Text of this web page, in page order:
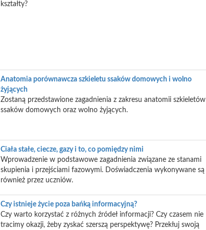
kształty?
Anatomia porównawcza szkieletu ssaków domowych i wolno
żyjących
Zostaną przedstawione zagadnienia z zakresu anatomii szkieletów
ssaków domowych oraz wolno żyjących.
Ciała stałe, ciecze, gazy i to, co pomiędzy nimi
Wprowadzenie w podstawowe zagadnienia związane ze stanami
skupienia i przejściami fazowymi. Doświadczenia wykonywane są
również przez uczniów.
Czy istnieje życie poza bańką informacyjną?
Czy warto korzystać z różnych źródeł informacji? Czy czasem nie
tracimy okazji, żeby zyskać szerszą perspektywę? Przekłuj swoją